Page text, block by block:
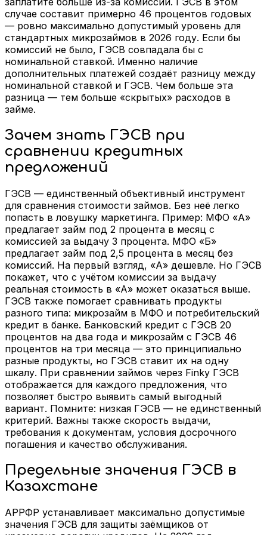
случае составит примерно 46 процентов годовых
— ровно максимально допустимый уровень для
стандартных микрозаймов в 2026 году. Если бы
комиссий не было, ГЭСВ совпадала бы с
номинальной ставкой. Именно наличие
дополнительных платежей создаёт разницу между
номинальной ставкой и ГЭСВ. Чем больше эта
разница — тем больше «скрытых» расходов в
займе.
Зачем знать ГЭСВ при
сравнении кредитных
предложений
ГЭСВ — единственный объективный инструмент
для сравнения стоимости займов. Без неё легко
попасть в ловушку маркетинга. Пример: МФО «А»
предлагает займ под 2 процента в месяц с
комиссией за выдачу 3 процента. МФО «Б»
предлагает займ под 2,5 процента в месяц без
комиссий. На первый взгляд, «А» дешевле. Но ГЭСВ
покажет, что с учётом комиссии за выдачу
реальная стоимость в «А» может оказаться выше.
ГЭСВ также помогает сравнивать продукты
разного типа: микрозайм в МФО и потребительский
кредит в банке. Банковский кредит с ГЭСВ 20
процентов на два года и микрозайм с ГЭСВ 46
процентов на три месяца — это принципиально
разные продукты, но ГЭСВ ставит их на одну
шкалу. При сравнении займов через Finky ГЭСВ
отображается для каждого предложения, что
позволяет быстро выявить самый выгодный
вариант. Помните: низкая ГЭСВ — не единственный
критерий. Важны также скорость выдачи,
требования к документам, условия досрочного
погашения и качество обслуживания.
Предельные значения ГЭСВ в
Казахстане
АРРФР устанавливает максимально допустимые
значения ГЭСВ для защиты заёмщиков от